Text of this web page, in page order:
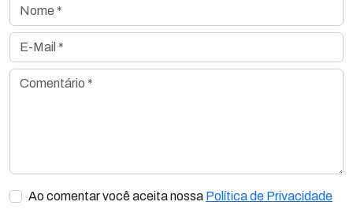
Nome *
E-Mail *
Comentário *
Ao comentar você aceita nossa Política de Privacidade